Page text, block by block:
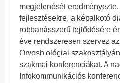
megjelenését
fejlesztésekre, a képalkotó
robbanásszerű fejlődésére
éve rendszeresen szervez
Orvosbiológiai
szakmai konferenciákat. A
Infokommunikációs